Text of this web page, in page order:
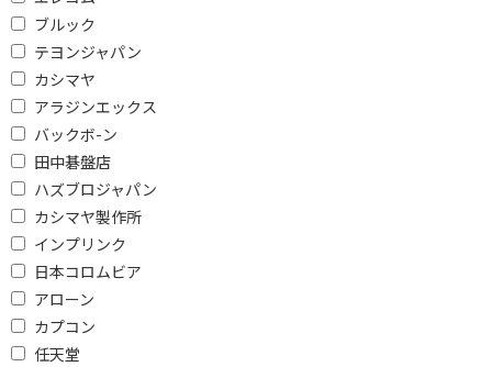
ブルック
テヨンジャパン
カシマヤ
アラジンエックス
バックボ-ン
田中碁盤店
ハズブロジャパン
カシマヤ製作所
インプリンク
日本コロムビア
アローン
カプコン
任天堂